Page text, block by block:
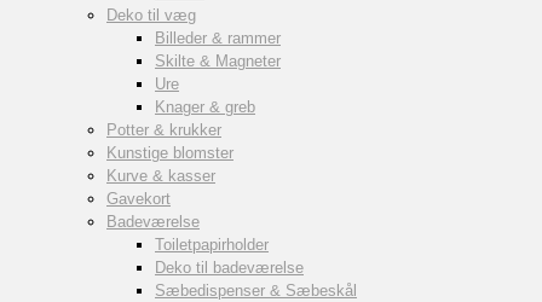
Deko til væg
Billeder & rammer
Skilte & Magneter
Ure
Knager & greb
Potter & krukker
Kunstige blomster
Kurve & kasser
Gavekort
Badeværelse
Toiletpapirholder
Deko til badeværelse
Sæbedispenser & Sæbeskål